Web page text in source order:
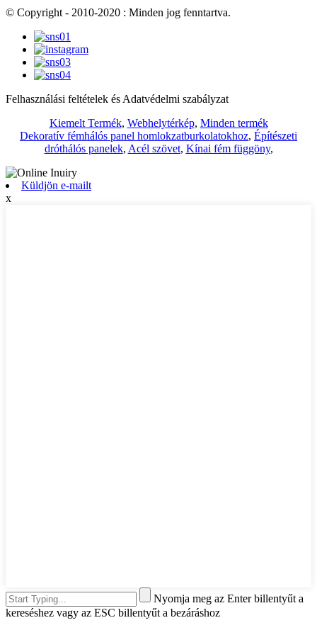
© Copyright - 2010-2020 : Minden jog fenntartva.
Felhasználási feltételek és Adatvédelmi szabályzat
Kiemelt Termék, Webhelytérkép, Minden termék
Dekoratív fémhálós panel homlokzatburkolatokhoz, Építészeti
dróthálós panelek, Acél szövet, Kínai fém függöny,
Küldjön e-mailt
x
Nyomja meg az Enter billentyűt a
kereséshez vagy az ESC billentyűt a bezáráshoz